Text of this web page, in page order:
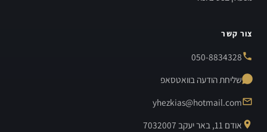
צור קשר
050-8834328
שליחת הודעה בוואטסאפ
yhezkias@hotmail.com
אודם 11, באר יעקב 7032007